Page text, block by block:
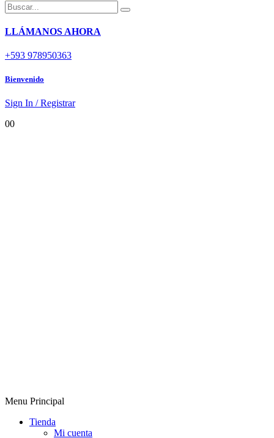
LLÁMANOS AHORA
+593 978950363
Bienvenido
Sign In / Registrar
00
Menu Principal
Tienda
Mi cuenta